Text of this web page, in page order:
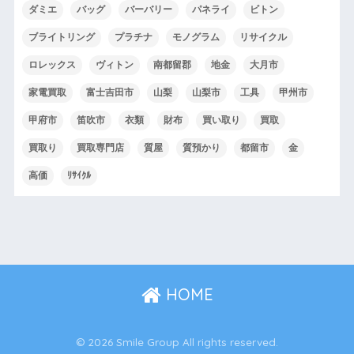
ダミエ バッグ バーバリー パネライ ビトン
ブライトリング プラチナ モノグラム リサイクル
ロレックス ヴィトン 南都留郡 地金 大月市
家電買取 富士吉田市 山梨 山梨市 工具 甲州市
甲府市 笛吹市 衣類 財布 買い取り 買取
買取り 買取専門店 質屋 質預かり 都留市 金
高価 ﾘｻｲｸﾙ
HOME
© 2026 Smile Group All rights reserved.